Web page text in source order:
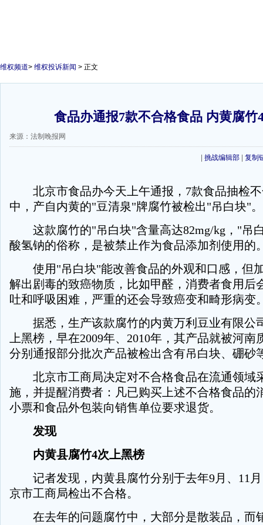
维权频道> 维权投诉新闻 > 正文
食品办通报7款不合格食品 内黄腐竹
来源：法制晚报网
挑战编辑部 复制
北京市食品办今天上午通报，7款食品抽检不
中，产自内黄的"豆清泉"牌腐竹被检出"吊白块"。
这款腐竹的"吊白块"含量高达82mg/kg，"吊
酸氢钠的俗称，是被禁止作为食品添加剂使用的
使用"吊白块"能改善食品的外观和口感，但
解出剧毒的致癌物质，比如甲醛，消费者食用后
吐和呼吸困难，严重的还会导致癌变和畸形病变
据悉，生产该款腐竹的内黄万利豆业有限公
上黑榜，早在2009年、2010年，其产品就被河南
分别通报部分批次产品被检出含有吊白块、硼砂
北京市工商局决定对不合格食品在流通领域
施，并提醒消费者：凡已购买上述不合格食品的
小票和食品外包装向销售单位要求退货。
发现
内黄县腐竹4次上黑榜
记者发现，内黄县腐竹分别于去年9月、11月
京市工商局检出不合格。
在去年的问题腐竹中，大部分是散装品，而